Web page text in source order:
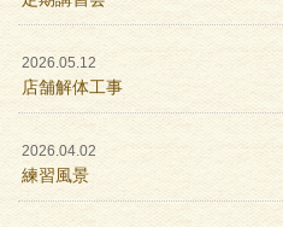
2026.05.12
店舗解体工事
2026.04.02
練習風景